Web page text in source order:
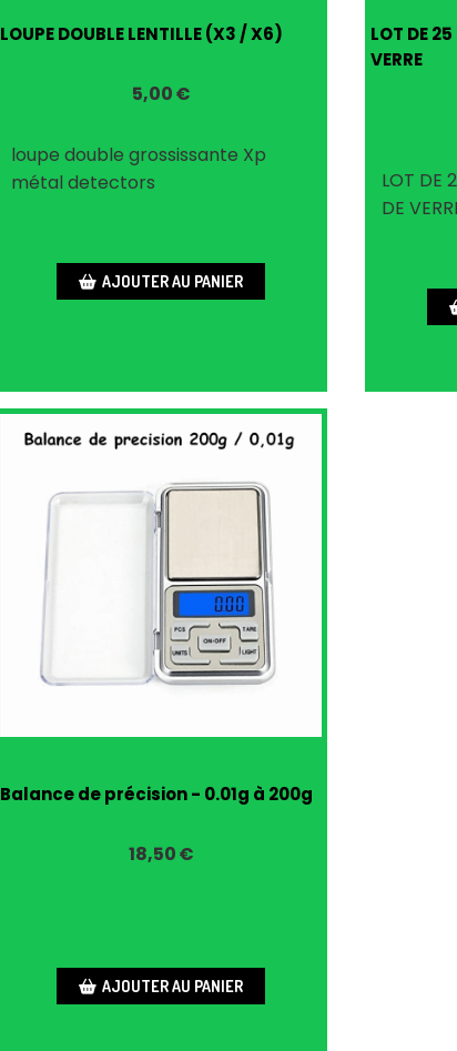
LOUPE DOUBLE LENTILLE (X3 / X6)
5,00€
loupe double grossissante Xp
métal detectors
AJOUTER AU PANIER
LOT DE 25
VERRE
LOT DE
DE
Balance de précision - 0.01g à 200g
18,50€
AJOUTER AU PANIER